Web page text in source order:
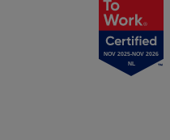
NOV 2025-NOV 2026
NL